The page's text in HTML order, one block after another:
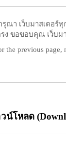
ณา เว็บมาสเตอร์
ง ขอขอบคุณ เว็บม
the previous
น์โหลด